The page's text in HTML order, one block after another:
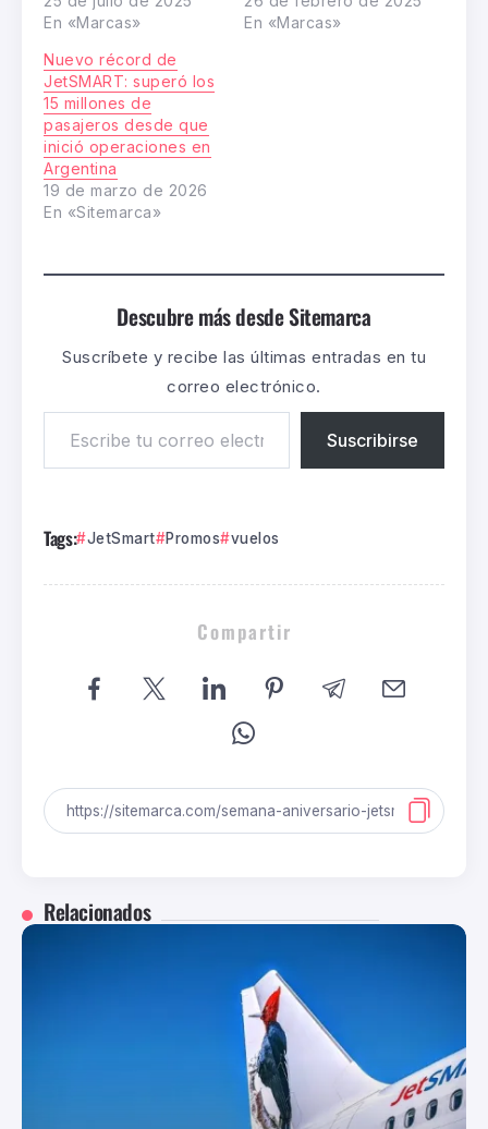
En «Marcas»
En «Marcas»
Nuevo récord de
JetSMART: superó los
15 millones de
pasajeros desde que
inició operaciones en
Argentina
19 de marzo de 2026
En «Sitemarca»
Descubre más desde Sitemarca
Suscríbete y recibe las últimas entradas en tu
correo electrónico.
Suscribirse
Tags: JetSmart Promos vuelos
Compartir
Relacionados